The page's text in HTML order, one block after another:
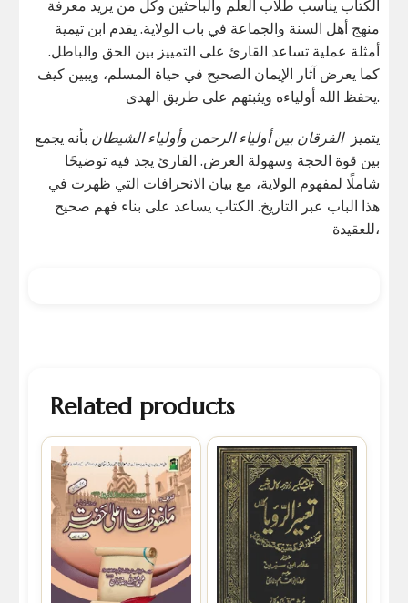
الكتاب يناسب طلاب العلم والباحثين وكل من يريد معرفة
منهج أهل السنة والجماعة في باب الولاية. يقدم ابن تيمية
أمثلة عملية تساعد القارئ على التمييز بين الحق والباطل.
كما يعرض آثار الإيمان الصحيح في حياة المسلم، ويبين كيف
يحفظ الله أولياءه ويثبتهم على طريق الهدى.
يتميزالفرقان بين أولياء الرحمن وأولياء الشيطان بأنه يجمع
بين قوة الحجة وسهولة العرض. القارئ يجد فيه توضيحًا
شاملًا لمفهوم الولاية، مع بيان الانحرافات التي ظهرت في
هذا الباب عبر التاريخ. الكتاب يساعد على بناء فهم صحيح
للعقيدة،
Related products